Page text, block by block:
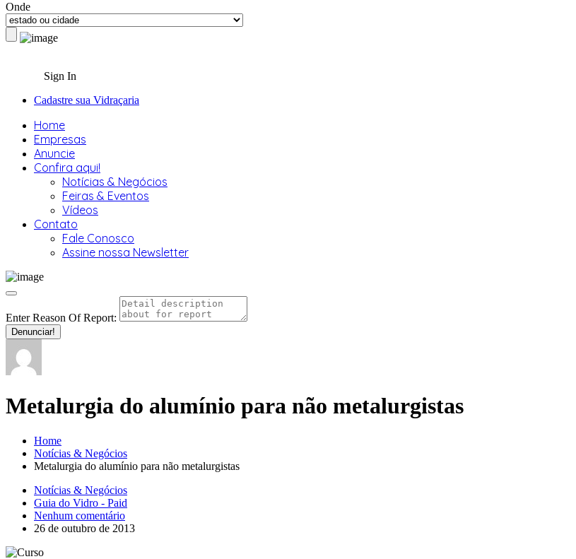
Onde
Sign In
Cadastre sua Vidraçaria
Home
Empresas
Anuncie
Confira aqui!
Notícias & Negócios
Feiras & Eventos
Vídeos
Contato
Fale Conosco
Assine nossa Newsletter
Enter Reason Of Report:
Denunciar!
Metalurgia do alumínio para não metalurgistas
Home
Notícias & Negócios
Metalurgia do alumínio para não metalurgistas
Notícias & Negócios
Guia do Vidro - Paid
Nenhum comentário
26 de outubro de 2013